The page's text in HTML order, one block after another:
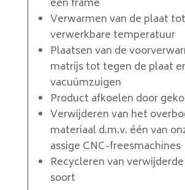
een frame
Verwarmen van de plaat tot
verwerkbare temperatuur
Plaatsen van de
matrijs tot tegen de plaat
vacuümzuigen
Product afkoelen door
Verwijderen van het
materiaal d.m.v. één van
assige CNC-freesmachines
Recycleren van
soort